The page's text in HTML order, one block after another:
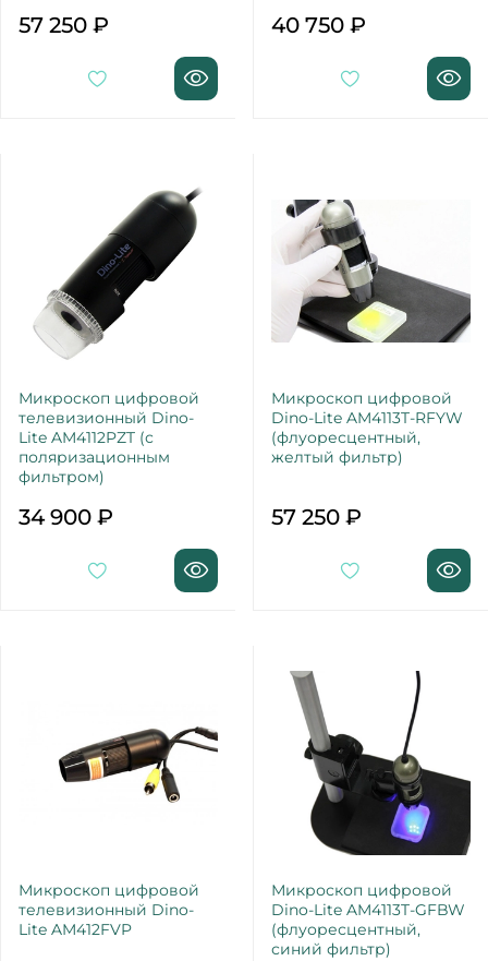
57 250 ₽ 40 750 ₽
Микроскоп цифровой
телевизионный Dino-
Lite AM4112PZT (с
поляризационным
фильтром)
34 900 ₽
Микроскоп цифровой
Dino-Lite AM4113T-RFYW
(флуоресцентный,
желтый фильтр)
57 250 ₽
Микроскоп цифровой
телевизионный Dino-
Lite AM412FVP
Микроскоп цифровой
Dino-Lite AM4113T-GFBW
(флуоресцентный,
синий фильтр)